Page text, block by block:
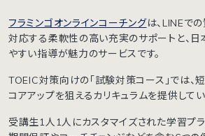
フラミンゴオンラインコーチングは、LINEで
対応する柔軟性の高い充実のサポートと、
やすい指導が魅力のサービスです。
TOEIC対策向けの「試験対策コース」では、
コアアップを狙えるカリキュラムを提供してい
受講生1人1人にカスタマイズされた学習プ